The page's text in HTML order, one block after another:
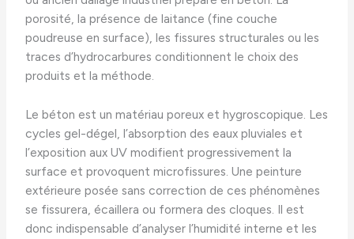
porosité, la présence de laitance (fine couche
poudreuse en surface), les fissures structurales ou les
traces d’hydrocarbures conditionnent le choix des
produits et la méthode.
Le béton est un matériau poreux et hygroscopique. Les
cycles gel-dégel, l’absorption des eaux pluviales et
l’exposition aux UV modifient progressivement la
surface et provoquent microfissures. Une peinture
extérieure posée sans correction de ces phénomènes
se fissurera, écaillera ou formera des cloques. Il est
donc indispensable d’analyser l’humidité interne et les